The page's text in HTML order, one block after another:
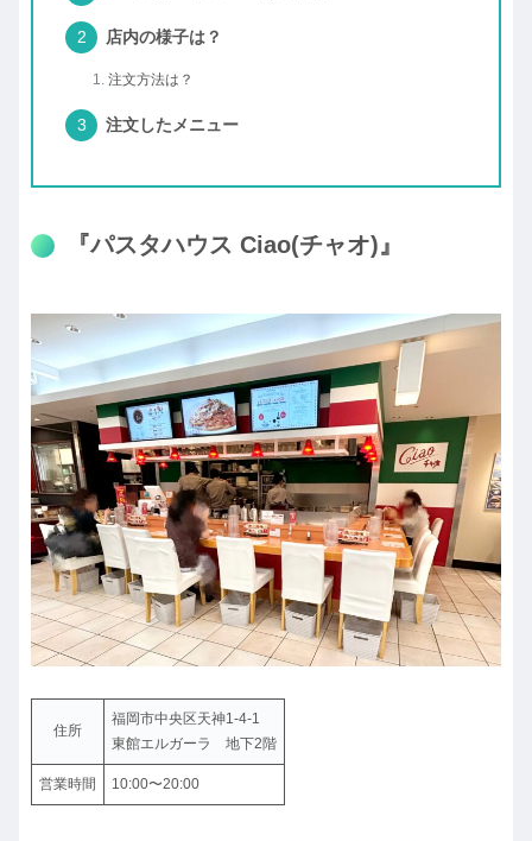
店内の様子は？
注文方法は？
注文したメニュー
『パスタハウス Ciao(チャオ)』
住所
福岡市中央区天神1-4-1
東館エルガーラ 地下2階
営業時間 10:00〜20:00